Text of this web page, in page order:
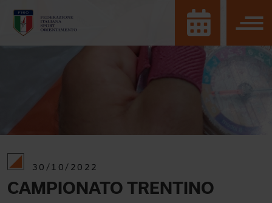
30/10/2022
CAMPIONATO TRENTINO